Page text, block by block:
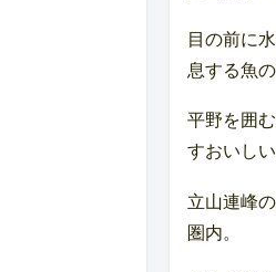
目の前に
息する魚の
平野を囲
すおいしい
立山連峰
圏内。